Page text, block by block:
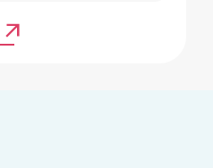
arrow_outward